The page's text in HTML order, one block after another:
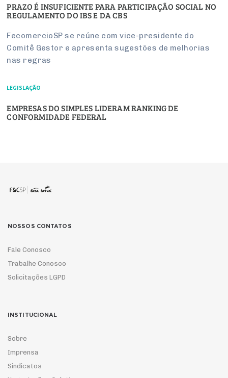
PRAZO É INSUFICIENTE PARA PARTICIPAÇÃO SOCIAL NO
REGULAMENTO DO IBS E DA CBS
FecomercioSP se reúne com vice-presidente do
Comitê Gestor e apresenta sugestões de melhorias
nas regras
LEGISLAÇÃO
EMPRESAS DO SIMPLES LIDERAM RANKING DE
CONFORMIDADE FEDERAL
NOSSOS CONTATOS
Fale Conosco
Trabalhe Conosco
Solicitações LGPD
INSTITUCIONAL
Sobre
Imprensa
Sindicatos